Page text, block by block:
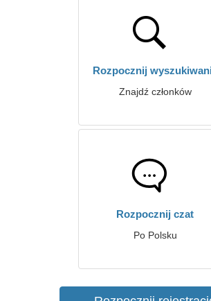
Rozpocznij
Znajdź członków
Rozpocznij czat
Po Polsku